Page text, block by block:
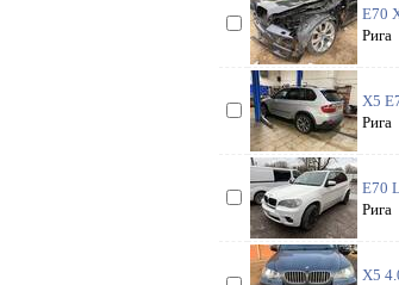
E70
Рига
X5
Рига
E70
Рига
X5